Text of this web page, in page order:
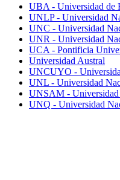
UBA - Universidad de
UNLP - Universidad
UNC - Universidad
UNR - Universidad
UCA - Pontificia
Universidad Austral
UNCUYO -
UNL - Universidad
UNSAM - Universidad
UNQ - Universidad